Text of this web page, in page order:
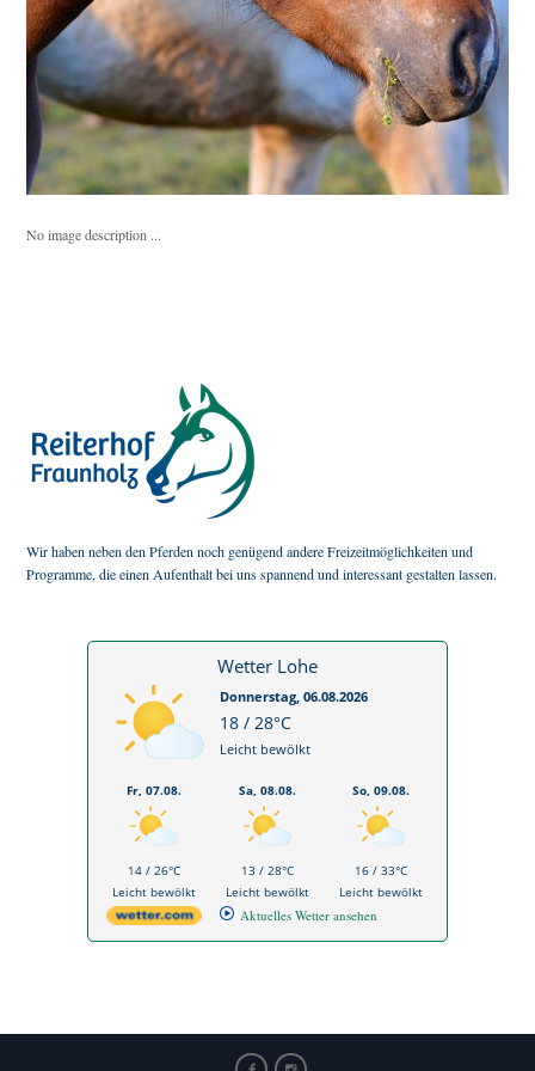
No image description ...
Wir haben neben den Pferden noch genügend andere Freizeitmöglichkeiten und
Programme, die einen Aufenthalt bei uns spannend und interessant gestalten lassen.
Wetter Lohe
Donnerstag, 06.08.2026
18 / 28°C
Leicht bewölkt
Fr, 07.08.
14 / 26°C
Leicht bewölkt
Sa, 08.08.
13 / 28°C
Leicht bewölkt
So, 09.08.
16 / 33°C
Leicht bewölkt
Aktuelles Wetter ansehen